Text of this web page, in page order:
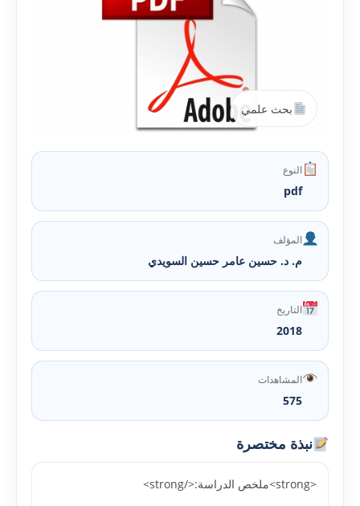
بحث علمي
النوع
pdf
المؤلف
م. د. حسين عامر حسين السويدي
التاريخ
2018
المشاهدات
575
نبذة مختصرة
<strong>ملخص الدراسة:</strong>